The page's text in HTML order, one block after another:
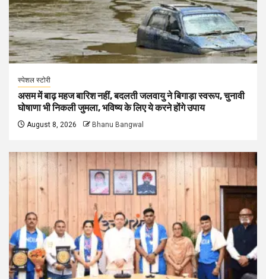
स्पेशल स्टोरी
असम में बाढ़ महज बारिश नहीं, बदलती जलवायु ने बिगाड़ा स्वरूप, चुनावी
घोषाणा भी निकली जुमला, भविष्य के लिए ये करने होंगे उपाय
August 8, 2026 Bhanu Bangwal